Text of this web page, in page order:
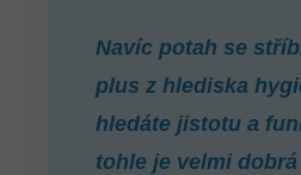
Navíc potah se
plus z hlediska
hledáte jistotu a
tohle je velmi